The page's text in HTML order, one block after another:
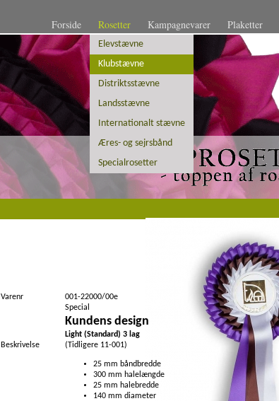
Plaketter
Kampagnevarer
Rosetter
Elevstævne
Klubstævne
Distriktsstævne
Landsstævne
Internationalt stævne
Æres- og sejrsbånd
Specialrosetter
Forside
050-22010/00
Varenr
001-22000/00e
Special
Kundens design
Light (Standard) 3 lag
Beskrivelse
(Tidligere 11-001)
25 mm båndbredde
300 mm halelængde
25 mm halebredde
140 mm diameter